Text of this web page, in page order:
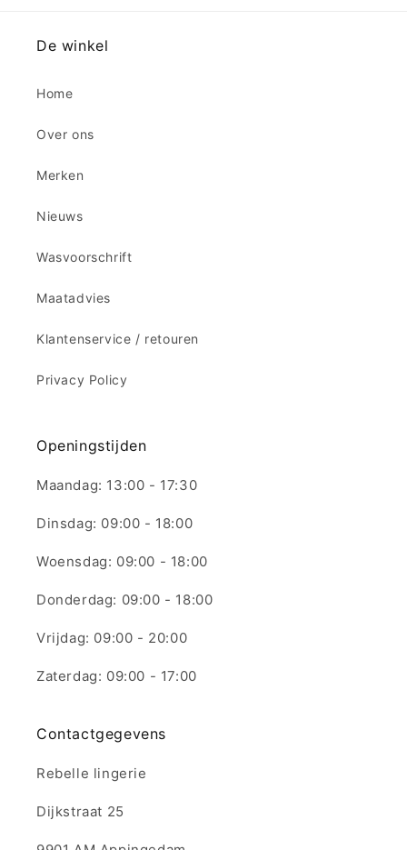
De winkel
Home
Over ons
Merken
Nieuws
Wasvoorschrift
Maatadvies
Klantenservice / retouren
Privacy Policy
Openingstijden
Maandag: 13:00 - 17:30
Dinsdag: 09:00 - 18:00
Woensdag: 09:00 - 18:00
Donderdag: 09:00 - 18:00
Vrijdag: 09:00 - 20:00
Zaterdag: 09:00 - 17:00
Contactgegevens
Rebelle lingerie
Dijkstraat 25